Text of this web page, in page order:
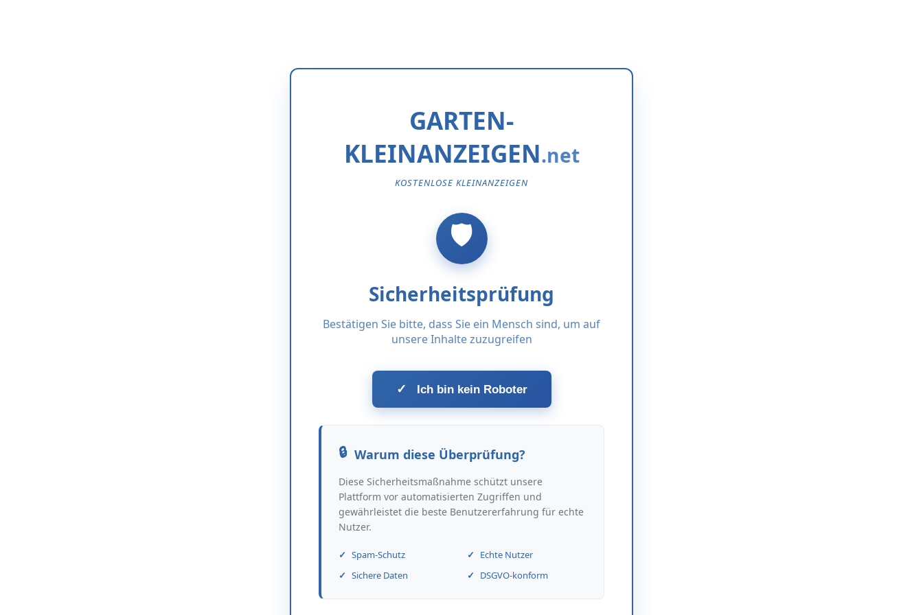
GARTEN-
KLEINANZEIGEN
KOSTENLOSE KLEINANZEIGEN
Sicherheitsprüfung
Bestätigen Sie bitte, dass Sie ein Mensch sind, um auf
unsere Inhalte zuzugreifen
✓ Ich bin kein Roboter
Warum diese Überprüfung?
Diese Sicherheitsmaßnahme schützt unsere
Plattform vor automatisierten Zugriffen und
gewährleistet die beste Benutzererfahrung für echte
Nutzer.
Spam-Schutz
Echte Nutzer
Sichere Daten
DSGVO-konform